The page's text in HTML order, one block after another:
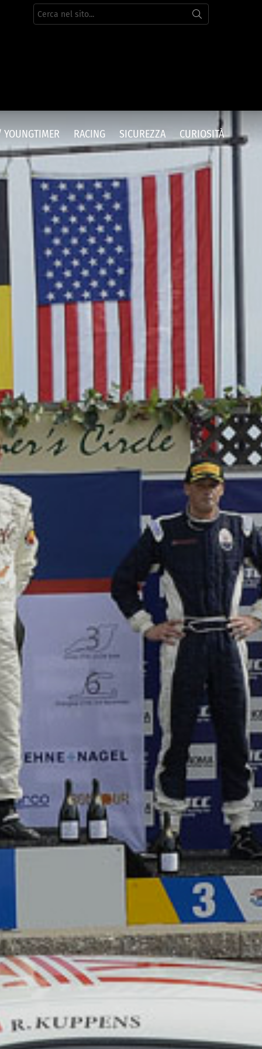
Cerca
per:
YOUNGTIMER RACING SICUREZZA CURIOSITÀ